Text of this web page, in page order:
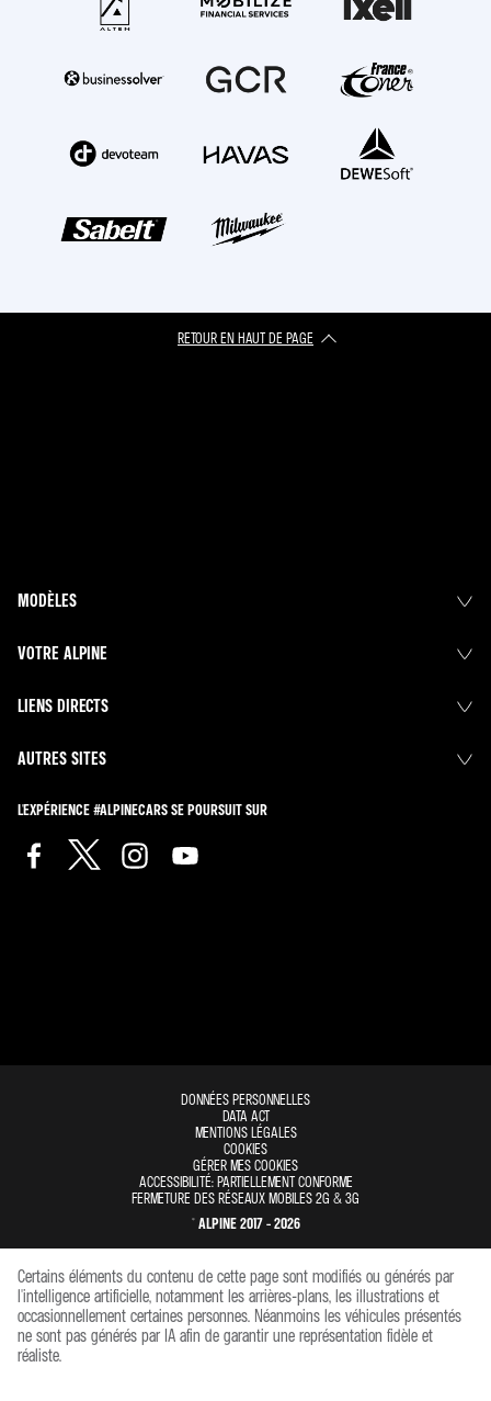
RETOUR EN HAUT DE PAGE​
MODÈLES
VOTRE ALPINE
LIENS DIRECTS
AUTRES SITES
L'EXPÉRIENCE #ALPINECARS SE POURSUIT SUR
DONNÉES PERSONNELLES
DATA ACT
MENTIONS LÉGALES
COOKIES
GÉRER MES COOKIES
ACCESSIBILITÉ: PARTIELLEMENT CONFORME
FERMETURE DES RÉSEAUX MOBILES 2G & 3G
© ALPINE 2017 - 2026
Certains éléments du contenu de cette page sont modifiés ou générés par
l'intelligence artificielle, notamment les arrières-plans, les illustrations et
occasionnellement certaines personnes. Néanmoins les véhicules présentés
ne sont pas générés par IA afin de garantir une représentation fidèle et
réaliste.